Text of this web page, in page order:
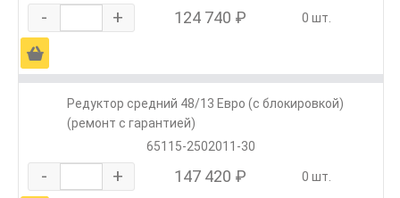
- + 124 740 ₽ 0 шт.
Ä
Редуктор средний 48/13 Евро (с блокировкой)
(ремонт с гарантией)
65115-2502011-30
- + 147 420 ₽ 0 шт.